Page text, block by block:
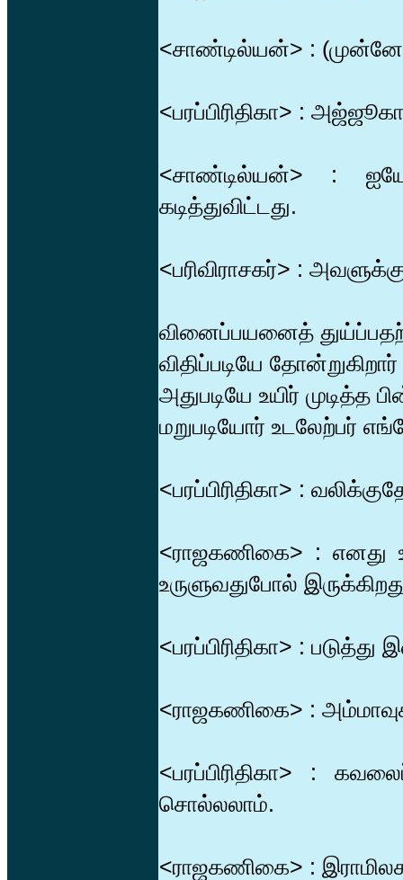
<சாண்டில்யன்> :
<பரப்பிரிதிகா> :
<சாண்டில்யன்> :
கடித்துவிட்டது.
<பரிவிராசகர்> :
வினைப்பயனைத்
விதிப்படியே
அதுபடியே உயிர் முடித்த
மறுபடியோர் உடலேற்பர்
<பரப்பிரிதிகா> :
<ராஜகணிகை> : எனது
உருளுவதுபோல்
<பரப்பிரிதிகா> :
<ராஜகணிகை> :
<பரப்பிரிதிகா> :
சொல்லலாம்.
<ராஜகணிகை> :